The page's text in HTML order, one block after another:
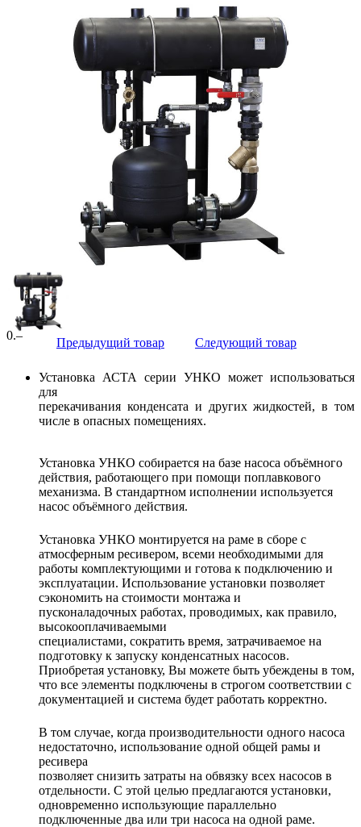
Предыдущий товар Следующий товар
0.–
Установка АСТА серии УНКО может использоваться
для
перекачивания конденсата и других жидкостей, в том
числе в опасных помещениях.
Установка УНКО собирается на базе насоса объёмного
действия, работающего при помощи поплавкового
механизма. В стандартном исполнении используется
насос объёмного действия.
Установка УНКО монтируется на раме в сборе с
атмосферным ресивером, всеми необходимыми для
работы комплектующими и готова к подключению и
эксплуатации. Использование установки позволяет
сэкономить на стоимости монтажа и
пусконаладочных работах, проводимых, как правило,
высокооплачиваемыми
специалистами, сократить время, затрачиваемое на
подготовку к запуску конденсатных насосов.
Приобретая установку, Вы можете быть убеждены в том,
что все элементы подключены в строгом соответствии с
документацией и система будет работать корректно.
В том случае, когда производительности одного насоса
недостаточно, использование одной общей рамы и
ресивера
позволяет снизить затраты на обвязку всех насосов в
отдельности. С этой целью предлагаются установки,
одновременно использующие параллельно
подключенные два или три насоса на одной раме.